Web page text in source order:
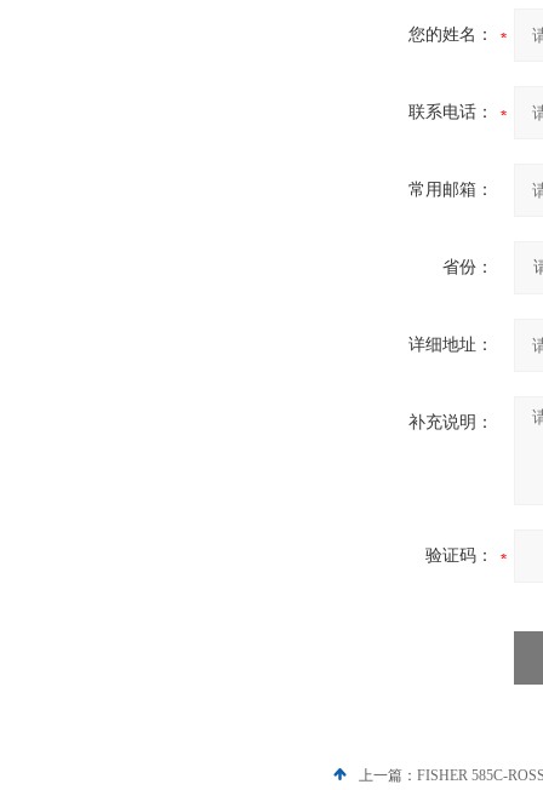
您的姓名：
联系电话：
常用邮箱：
省份：
详细地址：
补充说明：
验证码：
上一篇： FISHER 585C-